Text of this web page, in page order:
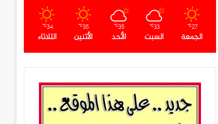
27
℃
الجمعة
33
℃
السبت
35
℃
الأحد
35
℃
الأثنين
34
℃
الثلاثاء